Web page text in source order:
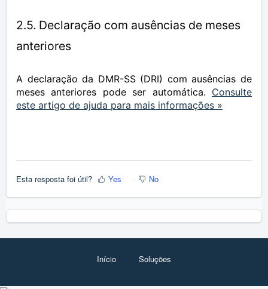
2.5. Declaração com ausências de meses
anteriores
A declaração da DMR-SS (DRI) com ausências de
meses anteriores pode ser automática. Consulte
este artigo de ajuda para mais informações »
Esta resposta foi útil? Yes No
Início Soluções